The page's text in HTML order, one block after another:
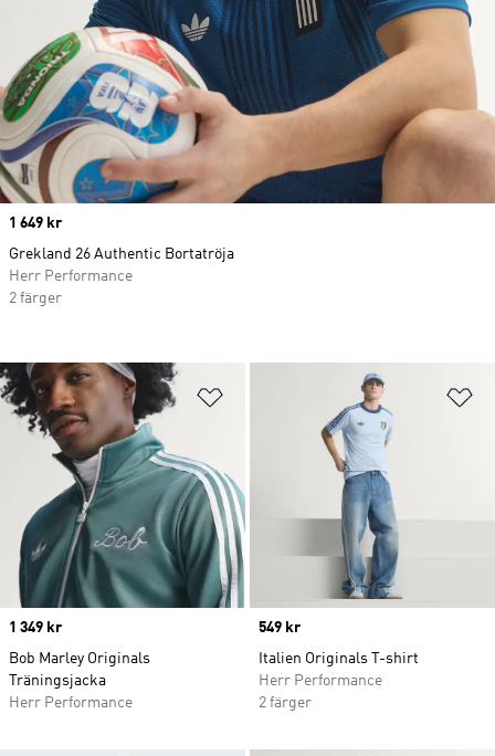
Lägg till på önskelistan
Price
1 349 kr
Bob Marley Originals
Träningsjacka
Herr Performance
Price
549 kr
Italien Originals T-shirt
Herr Performance
2 färger
Price
1 649 kr
Grekland 26 Authentic Bortatröja
Herr Performance
2 färger